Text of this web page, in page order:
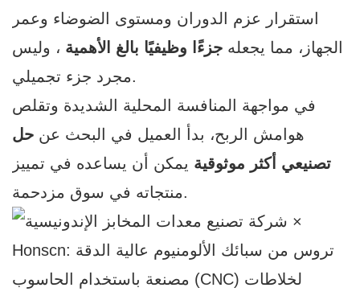
استقرار عزم الدوران ومستوى الضوضاء وعمر
الجهاز، مما يجعله جزءًا وظيفيًا بالغ الأهمية ، وليس
مجرد جزء تجميلي.
في مواجهة المنافسة المحلية الشديدة وتقلص
هوامش الربح، بدأ العميل في البحث عن حل
تصنيعي أكثر موثوقية يمكن أن يساعده في تمييز
منتجاته في سوق مزدحمة.